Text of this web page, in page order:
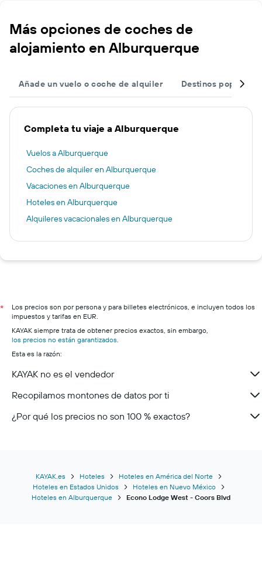
Más opciones de coches de
alojamiento en Alburquerque
Añade un vuelo o coche de alquiler Destinos populares
Completa tu viaje a Alburquerque
Vuelos a Alburquerque
Coches de alquiler en Alburquerque
Vacaciones en Alburquerque
Hoteles en Alburquerque
Alquileres vacacionales en Alburquerque
*
Los precios son por persona y para billetes electrónicos, e incluyen todos los
impuestos y tarifas en EUR.
KAYAK siempre trata de obtener precios exactos, sin embargo,
los precios no están garantizados.
Esta es la razón:
KAYAK no es el vendedor
Recopilamos montones de datos por ti
¿Por qué los precios no son 100 % exactos?
KAYAK.es Hoteles
Hoteles en América del Norte
Hoteles en Estados Unidos
Hoteles en Nuevo México
Hoteles en Alburquerque
Econo Lodge West - Coors Blvd